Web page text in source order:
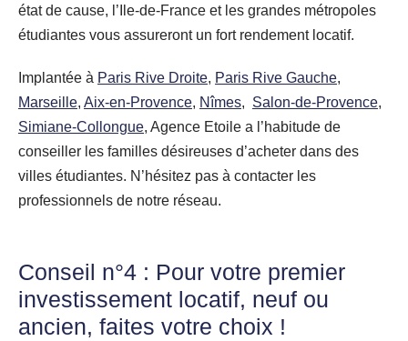
état de cause, l’Ile-de-France et les grandes métropoles
étudiantes vous assureront un fort rendement locatif.
Implantée à Paris Rive Droite, Paris Rive Gauche,
Marseille, Aix-en-Provence, Nîmes, Salon-de-Provence,
Simiane-Collongue, Agence Etoile a l’habitude de
conseiller les familles désireuses d’acheter dans des
villes étudiantes. N’hésitez pas à contacter les
professionnels de notre réseau.
Conseil n°4 : Pour votre premier
investissement locatif, neuf ou
ancien, faites votre choix !